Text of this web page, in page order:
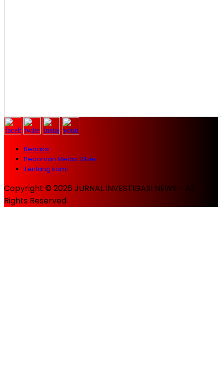
Redaksi
Pedoman Media Siber
Tentang kami
Copyright © 2026 JURNAL INVESTIGASI NEWS - All
Rights Reserved